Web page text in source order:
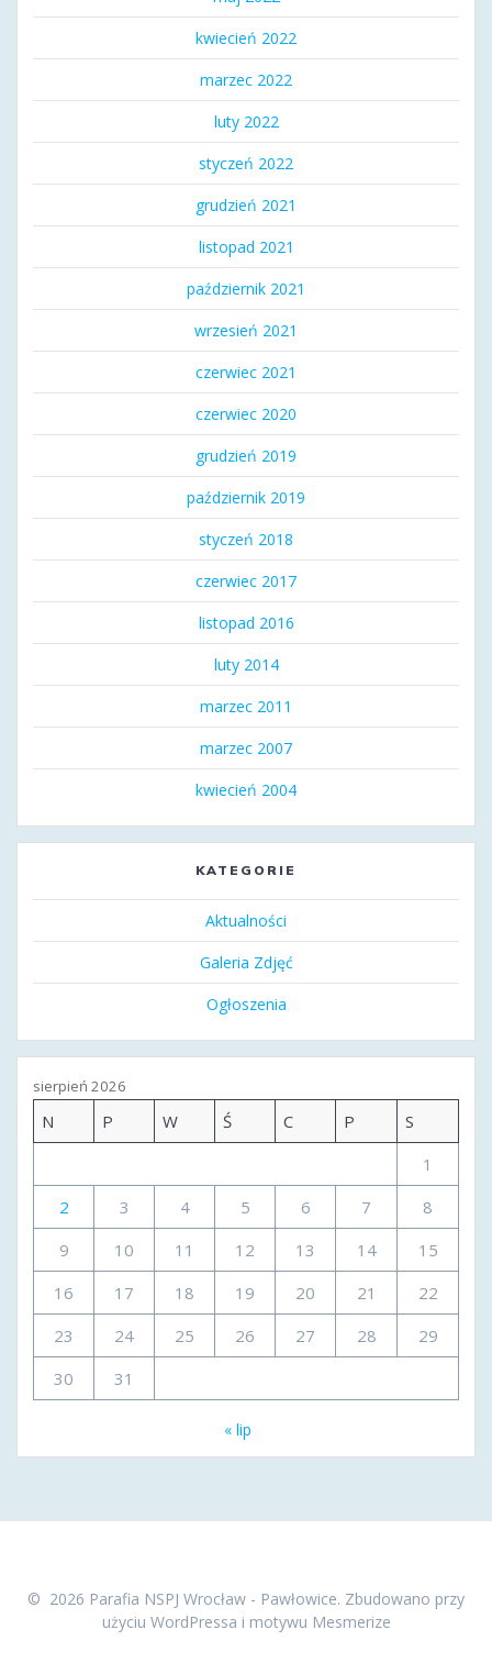
kwiecień 2022
marzec 2022
luty 2022
styczeń 2022
grudzień 2021
listopad 2021
październik 2021
wrzesień 2021
czerwiec 2021
czerwiec 2020
grudzień 2019
październik 2019
styczeń 2018
czerwiec 2017
listopad 2016
luty 2014
marzec 2011
marzec 2007
kwiecień 2004
KATEGORIE
Aktualności
Galeria Zdjęć
Ogłoszenia
sierpień 2026
N P W Ś C P
S
1
2
3 4 5 6 7
8
9
10 11 12 13 14
15
16
17 18 19 20 21
22
23
24 25 26 27 28
29
30
31
« lip
© 2026 Parafia NSPJ Wrocław - Pawłowice. Zbudowano przy
użyciu WordPressa i motywu Mesmerize